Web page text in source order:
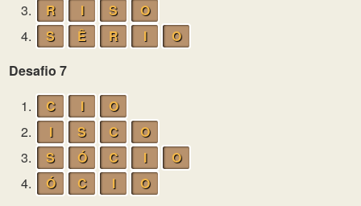
3.
R I S
O
4.
S Ê R I
O
Desafio 7
1.
C I
O
2.
I S C
O
3.
S Ó C I
O
4.
Ó C I O